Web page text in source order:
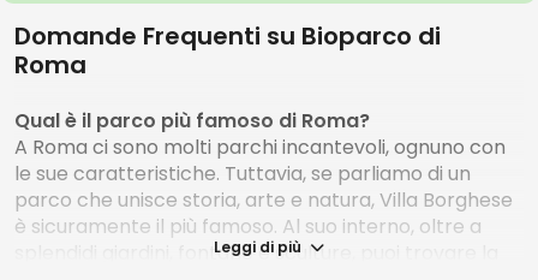
Domande Frequenti su Bioparco di
Roma
Qual è il parco più famoso di Roma?
A Roma ci sono molti parchi incantevoli, ognuno con
le sue caratteristiche. Tuttavia, se parliamo di un
parco che unisce storia, arte e natura, Villa Borghese
è sicuramente il più famoso. Al suo interno, oltre a
splendidi giardini, fontane e sculture, puoi trovare la
Leggi di più